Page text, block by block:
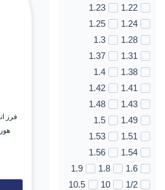
1.22
1.23
1.24
1.25
1.28
1.3
1.31
1.37
1.38
1.4
1.41
1.42
1.43
1.48
1.49
1.5
1.51
1.53
1.54
1.56
1.6
1.8
1.9
1/2
10
10.5